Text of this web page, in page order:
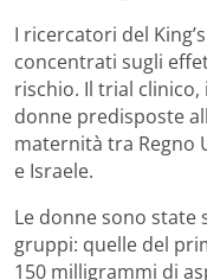
I ricercatori del
concentrati sugli
rischio. Il trial
donne predisposte
maternità tra Regno
e Israele.
Le donne sono state
gruppi: quelle del
150 milligrammi di